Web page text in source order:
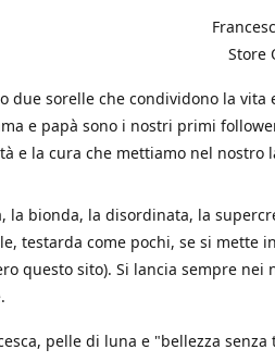
Store
due sorelle che condividono la
e papà sono i nostri primi
e la cura che mettiamo nel nostro
la bionda, la disordinata, la
testarda come pochi, se si mette
questo sito). Si lancia sempre
pelle di luna e "bellezza